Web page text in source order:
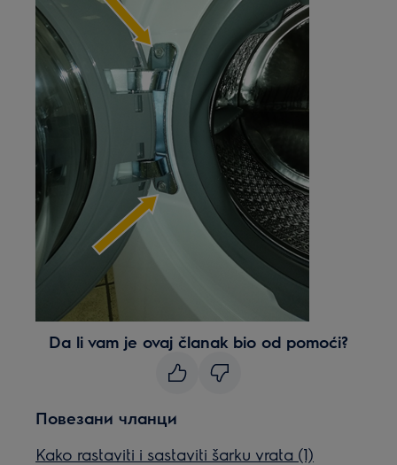
Da li vam je ovaj članak bio od pomoći?
Повезани чланци
Kako rastaviti i sastaviti šarku vrata (1)